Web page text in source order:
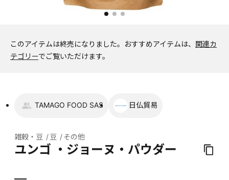
このアイテムは終売になりました。 おすすめアイテムは、 関連カ
テゴリーでご覧いただけます。
TAMAGO FOOD SAS 日仏貿易
雑穀・豆 豆 その他
ユンゴ ・ジョーヌ・パウダー